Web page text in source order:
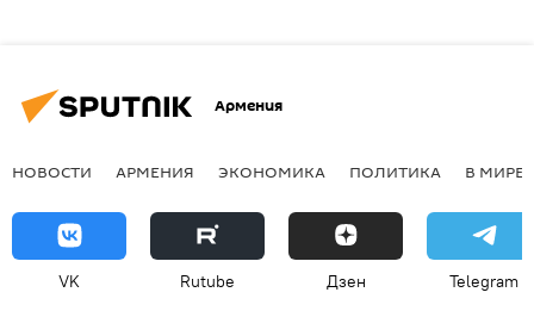
Армения
НОВОСТИ АРМЕНИЯ ЭКОНОМИКА ПОЛИТИКА В МИРЕ
VK Rutube Дзен Telegram